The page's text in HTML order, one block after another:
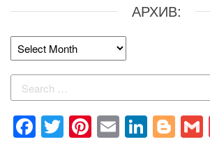
АРХИВ:
Архив:
Search
for:
F T Pi E Li Bl